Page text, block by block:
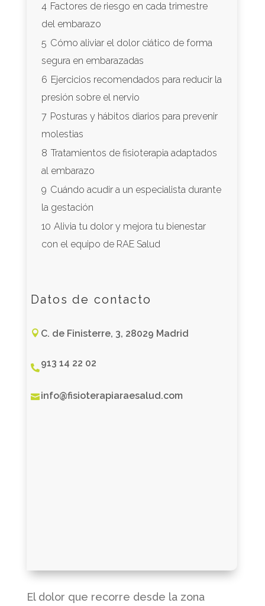
4 Factores de riesgo en cada trimestre
del embarazo
5 Cómo aliviar el dolor ciático de forma
segura en embarazadas
6 Ejercicios recomendados para reducir la
presión sobre el nervio
7 Posturas y hábitos diarios para prevenir
molestias
8 Tratamientos de fisioterapia adaptados
al embarazo
9 Cuándo acudir a un especialista durante
la gestación
10 Alivia tu dolor y mejora tu bienestar
con el equipo de RAE Salud
Datos de contacto
 C. de Finisterre, 3, 28029 Madrid
 913 14 22 02
 info@fisioterapiaraesalud.com
El dolor que recorre desde la zona